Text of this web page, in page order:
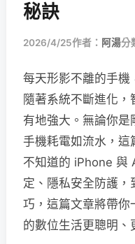
秘訣
2026/4/25作者： 阿湯分
每天形影不離的手機
隨著系統不斷進化
有地強大。無論你
手機耗電如流水，這
不知道的 iPhone 與
定、隱私安全防護，
巧，這篇文章將帶你
的數位生活更聰明、